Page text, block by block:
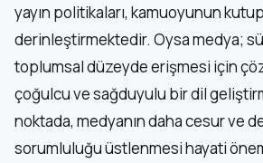
yayın politikaları, kamuoyunun
derinleştirmektedir. Oysa medya;
toplumsal düzeyde erişmesi için
çoğulcu ve sağduyulu bir dil
noktada, medyanın daha cesur ve
sorumluluğu üstlenmesi hayati